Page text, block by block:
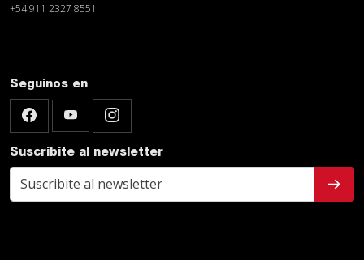
+54 911 2327 8551
Seguínos en
Suscribite al newsletter